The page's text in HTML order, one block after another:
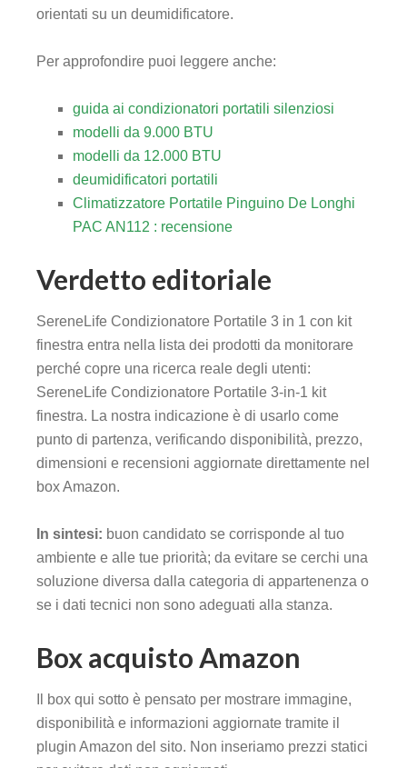
orientati su un deumidificatore.
Per approfondire puoi leggere anche:
guida ai condizionatori portatili silenziosi
modelli da 9.000 BTU
modelli da 12.000 BTU
deumidificatori portatili
Climatizzatore Portatile Pinguino De Longhi
PAC AN112 : recensione
Verdetto editoriale
SereneLife Condizionatore Portatile 3 in 1 con kit
finestra entra nella lista dei prodotti da monitorare
perché copre una ricerca reale degli utenti:
SereneLife Condizionatore Portatile 3-in-1 kit
finestra. La nostra indicazione è di usarlo come
punto di partenza, verificando disponibilità, prezzo,
dimensioni e recensioni aggiornate direttamente nel
box Amazon.
In sintesi: buon candidato se corrisponde al tuo
ambiente e alle tue priorità; da evitare se cerchi una
soluzione diversa dalla categoria di appartenenza o
se i dati tecnici non sono adeguati alla stanza.
Box acquisto Amazon
Il box qui sotto è pensato per mostrare immagine,
disponibilità e informazioni aggiornate tramite il
plugin Amazon del sito. Non inseriamo prezzi statici